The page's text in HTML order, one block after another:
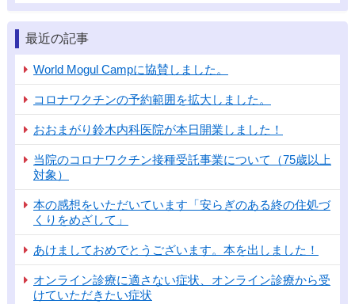
最近の記事
World Mogul Campに協賛しました。
コロナワクチンの予約範囲を拡大しました。
おおまがり鈴木内科医院が本日開業しました！
当院のコロナワクチン接種受託事業について（75歳以上
対象）
本の感想をいただいています「安らぎのある終の住処づ
くりをめざして」
あけましておめでとうございます。本を出しました！
オンライン診療に適さない症状、オンライン診療から受
けていただきたい症状